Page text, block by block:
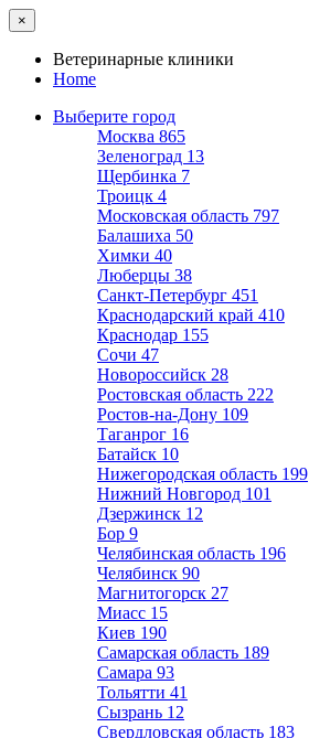
×
Ветеринарные клиники
Home
Выберите город
Москва 865
Зеленоград 13
Щербинка 7
Троицк 4
Московская область 797
Балашиха 50
Химки 40
Люберцы 38
Санкт-Петербург 451
Краснодарский край 410
Краснодар 155
Сочи 47
Новороссийск 28
Ростовская область 222
Ростов-на-Дону 109
Таганрог 16
Батайск 10
Нижегородская область 199
Нижний Новгород 101
Дзержинск 12
Бор 9
Челябинская область 196
Челябинск 90
Магнитогорск 27
Миасс 15
Киев 190
Самарская область 189
Самара 93
Тольятти 41
Сызрань 12
Свердловская область 183